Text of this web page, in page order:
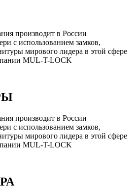
производит в России
с использованием замков,
мирового лидера в этой сфере
MUL-T-LOCK
производит в России
с использованием замков,
мирового лидера в этой сфере
MUL-T-LOCK